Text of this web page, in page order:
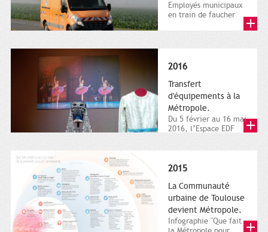
Employés municipaux
en train de faucher
2016
Transfert
d'équipements à la
Métropole.
Du 5 février au 16 mai
2016, l’Espace EDF
2015
La Communauté
urbaine de Toulouse
devient Métropole.
Infographie "Que fait